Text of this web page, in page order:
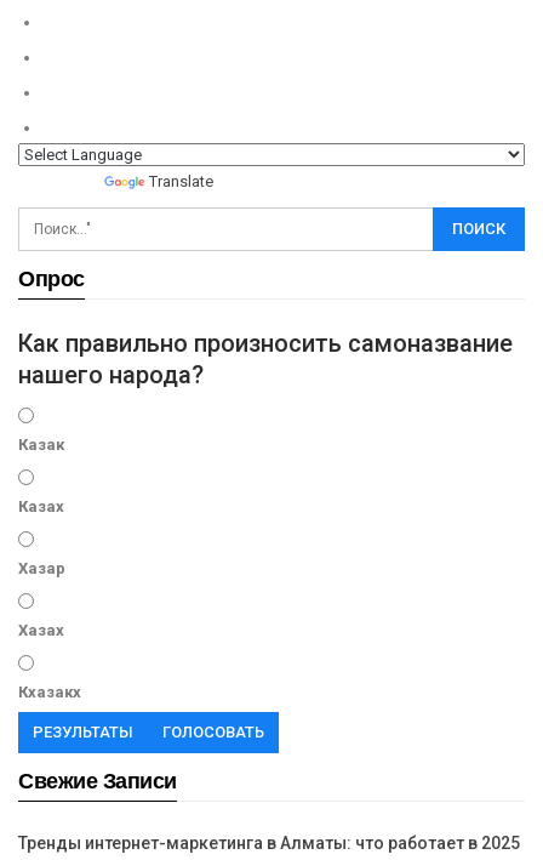
Translate
Опрос
Как правильно произносить самоназвание
нашего народа?
Казак
Казах
Хазар
Хазах
Кхазакх
РЕЗУЛЬТАТЫ ГОЛОСОВАТЬ
Свежие Записи
Тренды интернет-маркетинга в Алматы: что работает в 2025